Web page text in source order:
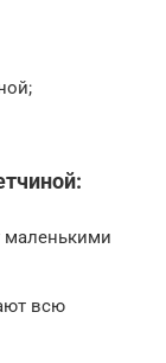
маленькими
всю